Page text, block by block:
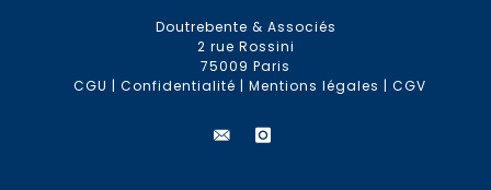
Doutrebente & Associés
2 rue Rossini
75009 Paris
CGU | Confidentialité | Mentions légales | CGV